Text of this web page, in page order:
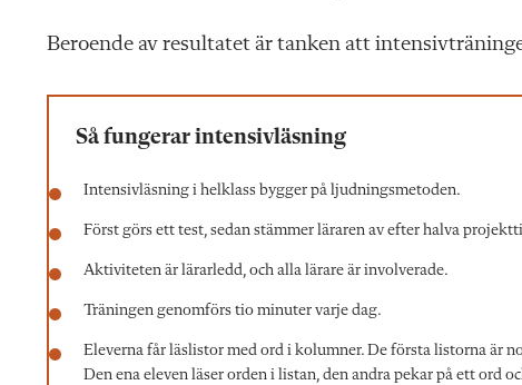
Beroende av resultatet är tanken att
Så fungerar intensivläsning
Intensivläsning i helklass bygger på ljudningsmetoden.
Först görs ett test, sedan stämmer läraren av efter halva
Aktiviteten är lärarledd, och alla lärare är involverade.
Träningen genomförs tio minuter varje dag.
Eleverna får läslistor med ord i kolumner. De första listorna är
Den ena eleven läser orden i listan, den andra pekar på ett ord